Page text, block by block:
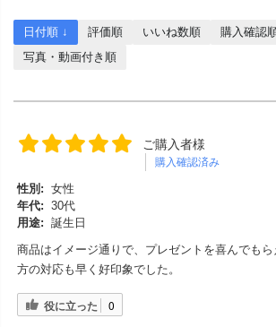
日付順 ↓ 評価順 いいね数順 購入確認
写真・動画付き順
ご購入者様
購入確認済み
性別: 女性
年代: 30代
用途: 誕生日
商品はイメージ通りで、プレゼントを喜んでも
方の対応も早く好印象でした。
役に立った 0